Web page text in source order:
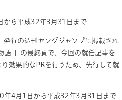
ら平成32年3月31日まで
行の週刊ヤングジャンプに掲載され
語-」の最終頁で、今回の就任記事を
効果的なPRを行うため、先行して就
4月1日から平成32年3月31日まで